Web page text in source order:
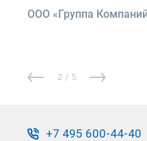
ООО «Группа
2 / 5
+7 495 600-44-40